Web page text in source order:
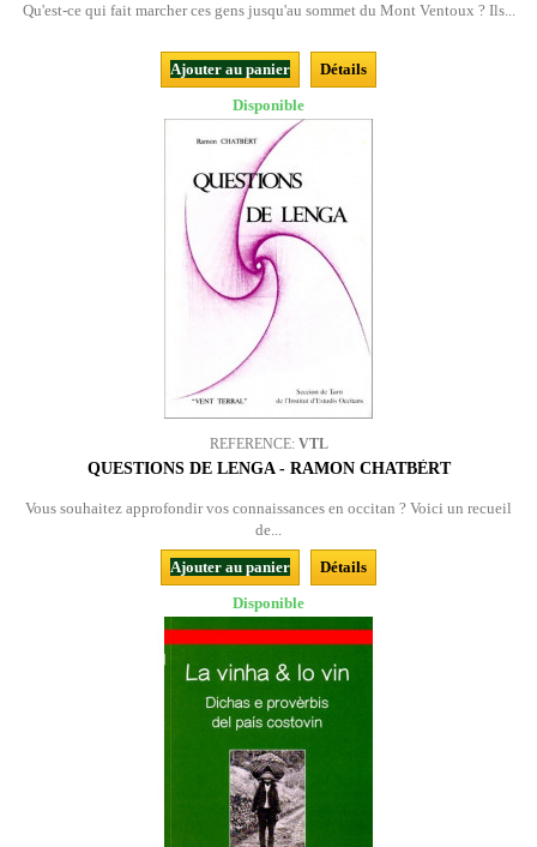
Qu'est-ce qui fait marcher ces gens jusqu'au sommet du Mont Ventoux ? Ils...
Ajouter au panier
Détails
Disponible
REFERENCE: VTL
QUESTIONS DE LENGA - RAMON CHATBÈRT
Vous souhaitez approfondir vos connaissances en occitan ? Voici un recueil
de...
Ajouter au panier
Détails
Disponible